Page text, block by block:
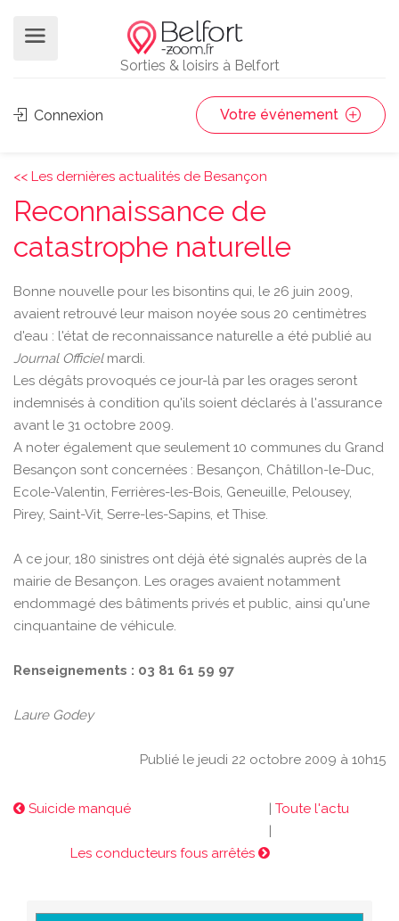
Sorties & loisirs à Belfort
Connexion Votre événement
<< Les dernières actualités de Besançon
Reconnaissance de
catastrophe naturelle
Bonne nouvelle pour les bisontins qui, le 26 juin 2009,
avaient retrouvé leur maison noyée sous 20 centimètres
d'eau : l'état de reconnaissance naturelle a été publié au
Journal Officielmardi.
Les dégâts provoqués ce jour-là par les orages seront
indemnisés à condition qu'ils soient déclarés à l'assurance
avant le 31 octobre 2009.
A noter également que seulement 10 communes du Grand
Besançon sont concernées : Besançon, Châtillon-le-Duc,
Ecole-Valentin, Ferrières-les-Bois, Geneuille, Pelousey,
Pirey, Saint-Vit, Serre-les-Sapins, et Thise.
A ce jour, 180 sinistres ont déjà été signalés auprès de la
mairie de Besançon. Les orages avaient notamment
endommagé des bâtiments privés et public, ainsi qu'une
cinquantaine de véhicule.
Renseignements : 03 81 61 59 97
Laure Godey
Publié le jeudi 22 octobre 2009 à 10h15
Suicide manqué | Toute l'actu
|
Les conducteurs fous arrêtés